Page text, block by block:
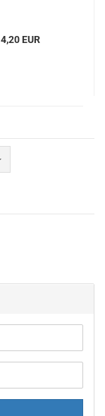
4,20 EUR